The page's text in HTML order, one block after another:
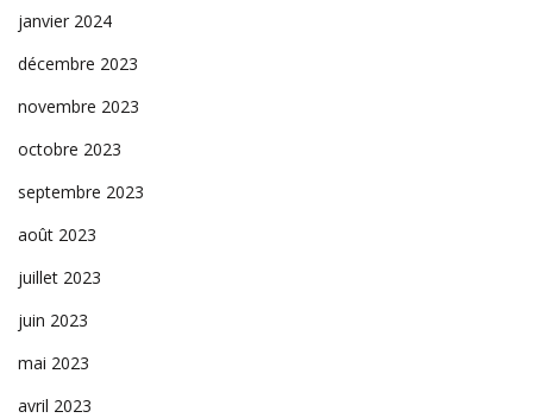
janvier 2024
décembre 2023
novembre 2023
octobre 2023
septembre 2023
août 2023
juillet 2023
juin 2023
mai 2023
avril 2023